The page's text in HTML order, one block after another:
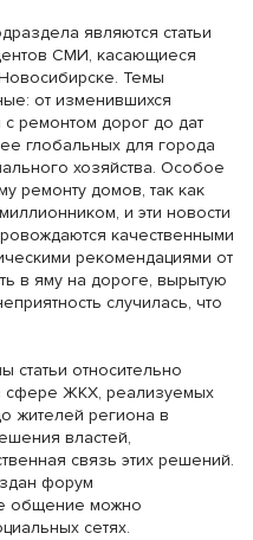
являются статьи
СМИ, касающиеся
Темы
от изменившихся
ремонтом дорог до дат
глобальных для города
хозяйства. Особое
ремонту домов, так как
и эти новости
качественными
рекомендациями от
в яму на дороге, вырытую
случилась, что
статьи относительно
сфере ЖКХ, реализуемых
жителей региона в
властей,
связь этих решений.
форум
общение можно
сетях.